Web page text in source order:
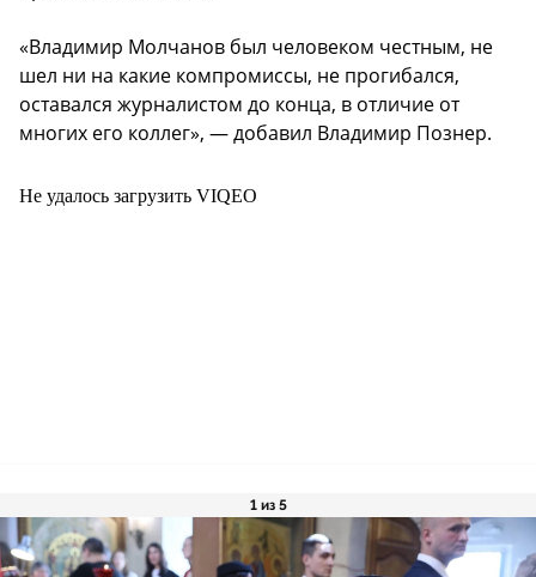
«Владимир Молчанов был человеком честным, не
шел ни на какие компромиссы, не прогибался,
оставался журналистом до конца, в отличие от
многих его коллег», — добавил Владимир Познер.
Не удалось загрузить VIQEO
1 из 5